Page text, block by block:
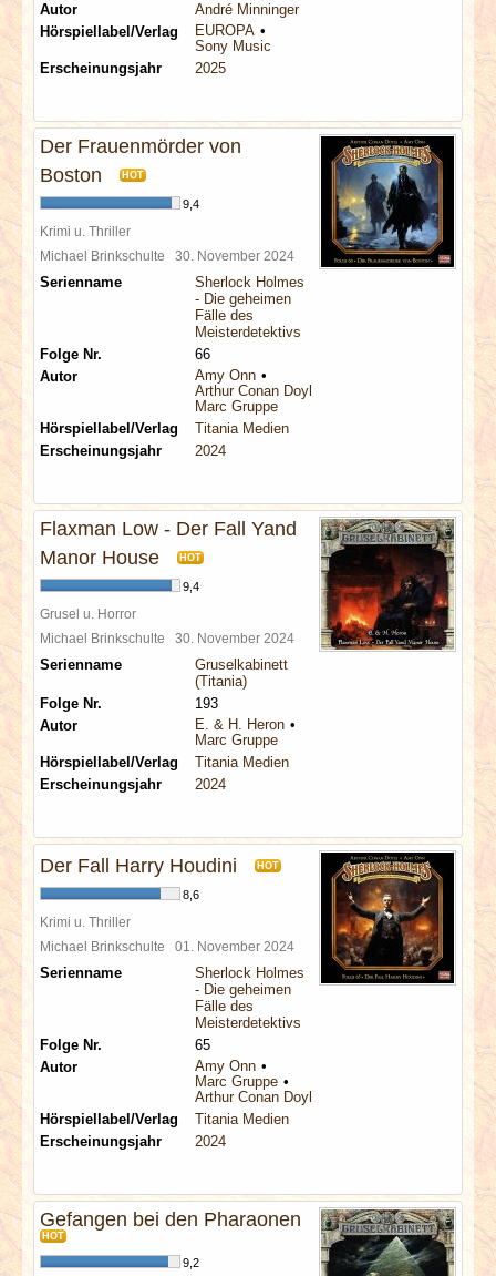
Autor
André Minninger
Hörspiellabel/Verlag
EUROPA
Sony Music
Erscheinungsjahr
2025
Der Frauenmörder von
Boston
HOT
9,4
Krimi u. Thriller
Michael Brinkschulte 30. November 2024
Serienname
Sherlock Holmes
- Die geheimen
Fälle des
Meisterdetektivs
Folge Nr.
66
Autor
Amy Onn
Arthur Conan Doyle
Marc Gruppe
Hörspiellabel/Verlag
Titania Medien
Erscheinungsjahr
2024
Flaxman Low - Der Fall Yand
Manor House
HOT
9,4
Grusel u. Horror
Michael Brinkschulte 30. November 2024
Serienname
Gruselkabinett
(Titania)
Folge Nr.
193
Autor
E. & H. Heron
Marc Gruppe
Hörspiellabel/Verlag
Titania Medien
Erscheinungsjahr
2024
Der Fall Harry Houdini HOT
8,6
Krimi u. Thriller
Michael Brinkschulte 01. November 2024
Serienname
Sherlock Holmes
- Die geheimen
Fälle des
Meisterdetektivs
Folge Nr.
65
Autor
Amy Onn
Marc Gruppe
Arthur Conan Doyle
Hörspiellabel/Verlag
Titania Medien
Erscheinungsjahr
2024
Gefangen bei den Pharaonen
HOT
9,2